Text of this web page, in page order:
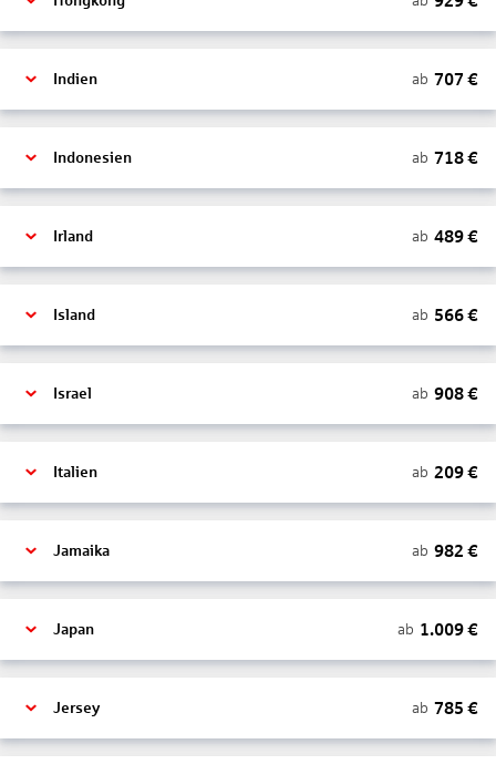
Indien ab 707 €
Indonesien ab 718€
Irland ab 489€
Island ab 566€
Israel ab 908€
Italien ab 209€
Jamaika ab 982 €
Japan ab 1.009€
Jersey ab 785 €